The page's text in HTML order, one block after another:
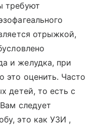
требуют
отрыжкой,
и желудка, при
это оценить. Часто
детей, то есть с
следует
это как УЗИ ,